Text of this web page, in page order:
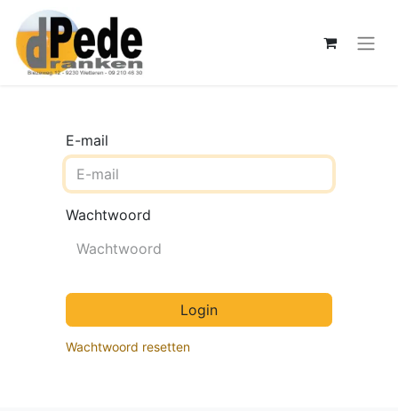
E-mail
Wachtwoord
Login
Wachtwoord resetten